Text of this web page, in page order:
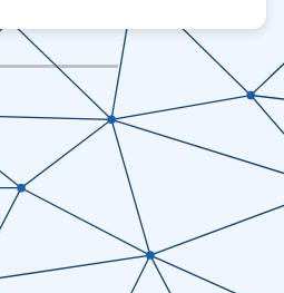
Die Zusammenarbeit war
und professionell. Ich würde
ihm arbeiten und kann ihn